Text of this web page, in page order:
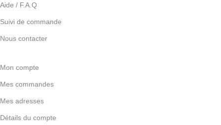
Aide / F.A.Q
Suivi de commande
Nous contacter
Mon compte
Mes commandes
Mes adresses
Détails du compte